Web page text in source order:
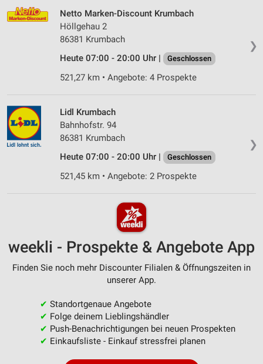
❯
Netto Marken-Discount Krumbach
Höllgehau 2
86381 Krumbach
Heute 07:00 - 20:00 Uhr |
Geschlossen
521,27 km • Angebote: 4 Prospekte
❯
Lidl Krumbach
Bahnhofstr. 94
86381 Krumbach
Heute 07:00 - 20:00 Uhr |
Geschlossen
521,45 km • Angebote: 2 Prospekte
weekli - Prospekte & Angebote App
Finden Sie noch mehr Discounter Filialen & Öffnungszeiten in
unserer App.
✔ Standortgenaue Angebote
✔ Folge deinem Lieblingshändler
✔ Push-Benachrichtigungen bei neuen Prospekten
✔ Einkaufsliste - Einkauf stressfrei planen